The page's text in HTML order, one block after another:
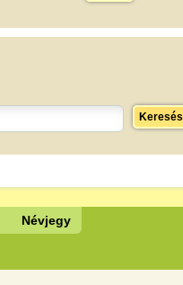
Keresés
Névjegy